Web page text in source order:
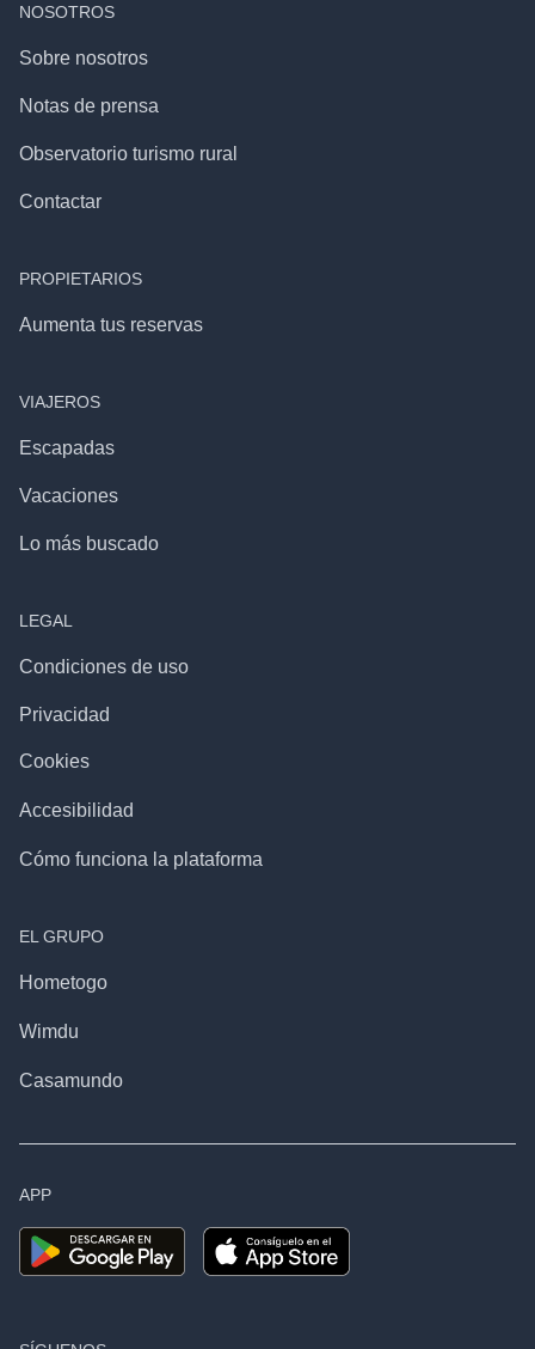
NOSOTROS
Sobre nosotros
Notas de prensa
Observatorio turismo rural
Contactar
PROPIETARIOS
Aumenta tus reservas
VIAJEROS
Escapadas
Vacaciones
Lo más buscado
LEGAL
Condiciones de uso
Privacidad
Cookies
Accesibilidad
Cómo funciona la plataforma
EL GRUPO
Hometogo
Wimdu
Casamundo
APP